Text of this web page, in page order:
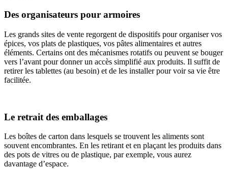
Des organisateurs pour armoires
Les grands sites de vente regorgent de dispositifs pour organiser vos
épices, vos plats de plastiques, vos pâtes alimentaires et autres
éléments. Certains ont des mécanismes rotatifs ou peuvent se bouger
vers l’avant pour donner un accès simplifié aux produits. Il suffit de
retirer les tablettes (au besoin) et de les installer pour voir sa vie être
facilitée.
Le retrait des emballages
Les boîtes de carton dans lesquels se trouvent les aliments sont
souvent encombrantes. En les retirant et en plaçant les produits dans
des pots de vitres ou de plastique, par exemple, vous aurez
davantage d’espace.